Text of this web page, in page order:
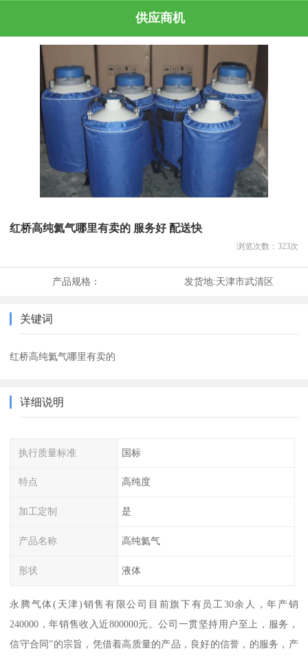
供应商机
红桥高纯氦气哪里有卖的 服务好 配送快
浏览次数： 323次
产品规格： 发货地:天津市武清区
关键词
红桥高纯氦气哪里有卖的
详细说明
执行质量标准 国标
特点 高纯度
加工定制 是
产品名称 高纯氦气
形状 液体
永腾气体(天津)销售有限公司目前旗下有员工30余人，年产销
240000，年销售收入近800000元。公司一贯坚持用户至上，服务，
信守合同”的宗旨，凭借着高质量的产品，良好的信誉，的服务，产